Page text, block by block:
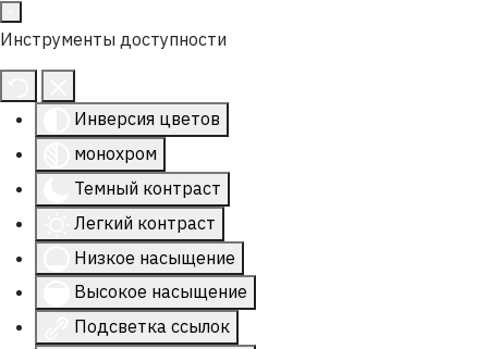
Инструменты доступности
Инверсия цветов
монохром
Темный контраст
Легкий контраст
Низкое насыщение
Высокое насыщение
Подсветка ссылок